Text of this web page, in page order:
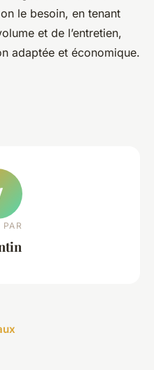
le besoin, en tenant
et de l’entretien,
adaptée et économique.
PAR